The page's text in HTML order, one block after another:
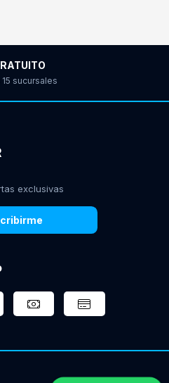
sucursales
exclusivas